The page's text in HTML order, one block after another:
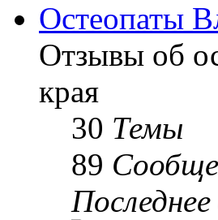
Остеопаты
Отзывы об
края
30 Темы
89